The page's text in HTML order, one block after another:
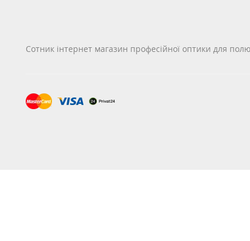
Сотник інтернет магазин професійної оптики для